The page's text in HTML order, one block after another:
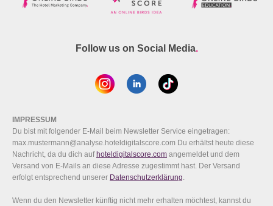
Follow us on Social Media.
IMPRESSUM
Du bist mit folgender E-Mail beim Newsletter Service eingetragen:
max.mustermann@analyse.hoteldigitalscore.com Du erhältst heute diese
Nachricht, da du dich auf hoteldigitalscore.com angemeldet und dem
Versand von E-Mails an diese Adresse zugestimmt hast. Der Versand
erfolgt entsprechend unserer Datenschutzerklärung.
Wenn du den Newsletter künftig nicht mehr erhalten möchtest, kannst du